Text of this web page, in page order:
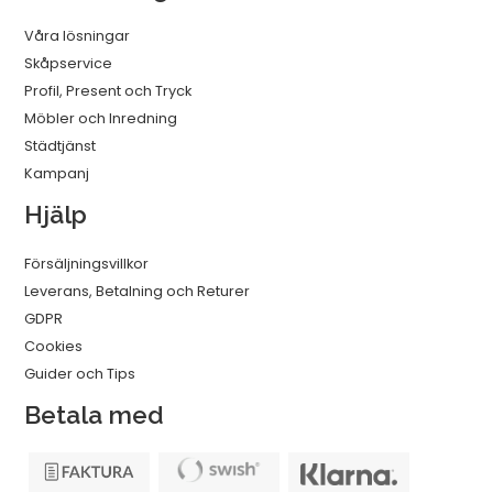
Våra lösningar
Skåpservice
Profil, Present och Tryck
Möbler och Inredning
Städtjänst
Kampanj
Hjälp
Försäljningsvillkor
Leverans, Betalning och Returer
GDPR
Cookies
Guider och Tips
Betala med